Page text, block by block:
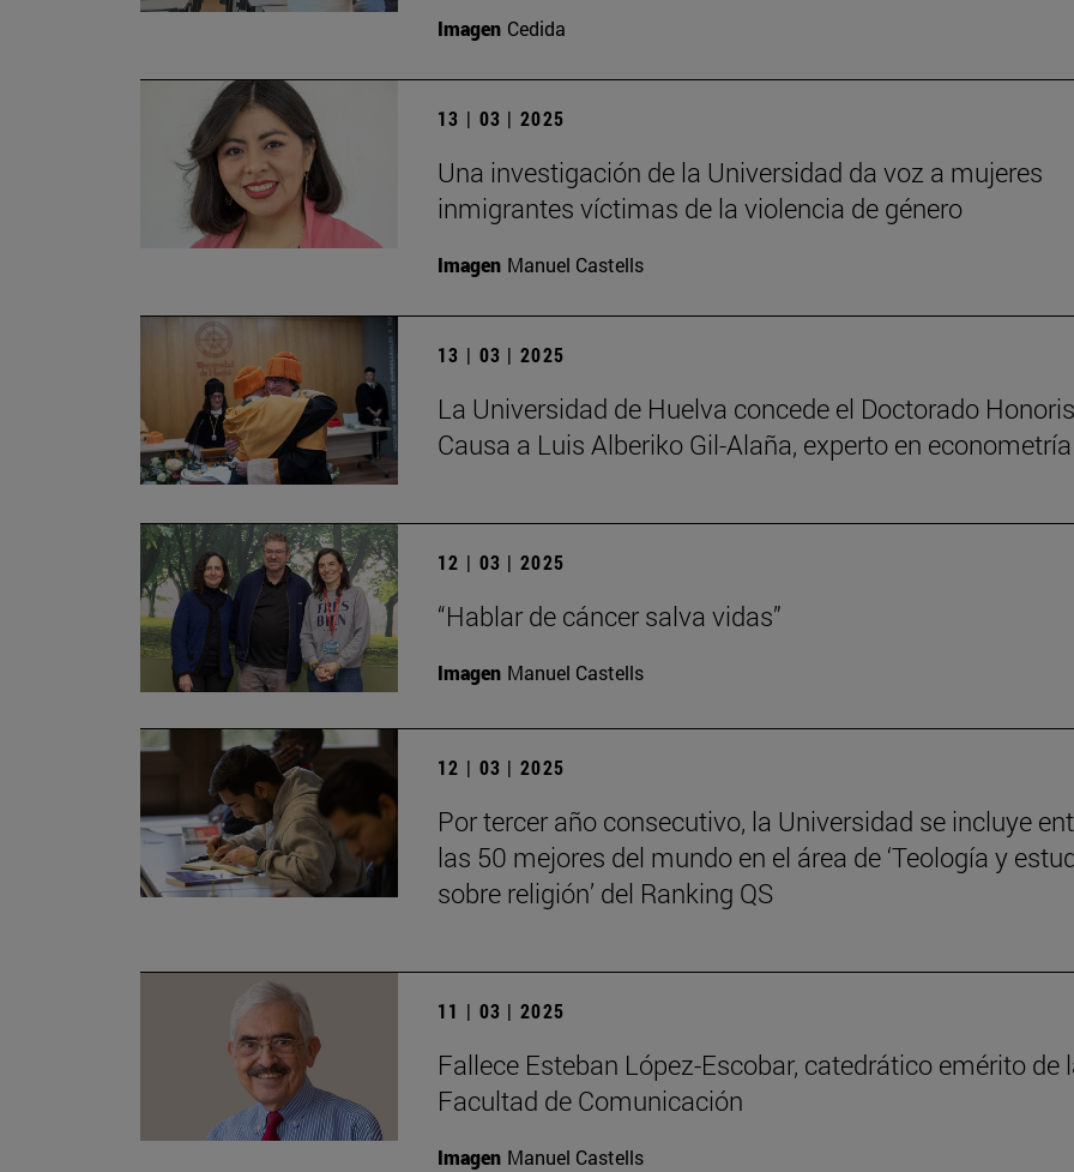
Imagen Cedida
13 | 03 | 2025
Una investigación de la Universidad da voz a mujeres
inmigrantes víctimas de la violencia de género
Imagen Manuel Castells
13 | 03 | 2025
La Universidad de Huelva concede el Doctorado Honoris
Causa a Luis Alberiko Gil-Alaña, experto en econometría
12 | 03 | 2025
“Hablar de cáncer salva vidas”
Imagen Manuel Castells
12 | 03 | 2025
Por tercer año consecutivo, la Universidad se incluye
las 50 mejores del mundo en el área de ‘Teología y
sobre religión’ del Ranking QS
11 | 03 | 2025
Fallece Esteban López-Escobar, catedrático emérito de
Facultad de Comunicación
Imagen Manuel Castells